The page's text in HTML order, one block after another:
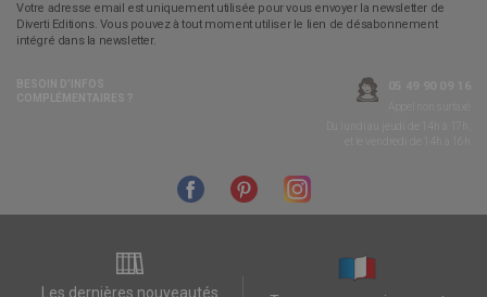
Votre adresse email est uniquement utilisée pour vous envoyer la newsletter de
Diverti Editions. Vous pouvez à tout moment utiliser le lien de désabonnement
intégré dans la newsletter.
Les dernières nouveautés